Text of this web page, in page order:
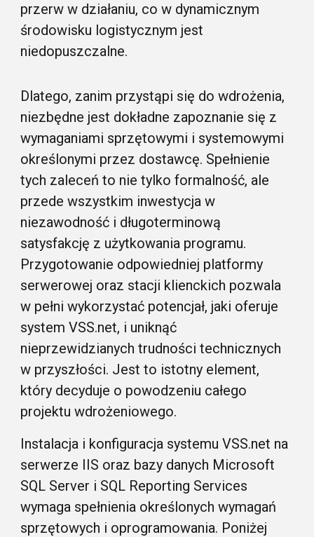
przerw w działaniu, co w dynamicznym
środowisku logistycznym jest
niedopuszczalne.
Dlatego, zanim przystąpi się do wdrożenia,
niezbędne jest dokładne zapoznanie się z
wymaganiami sprzętowymi i systemowymi
określonymi przez dostawcę. Spełnienie
tych zaleceń to nie tylko formalność, ale
przede wszystkim inwestycja w
niezawodność i długoterminową
satysfakcję z użytkowania programu.
Przygotowanie odpowiedniej platformy
serwerowej oraz stacji klienckich pozwala
w pełni wykorzystać potencjał, jaki oferuje
system VSS.net, i uniknąć
nieprzewidzianych trudności technicznych
w przyszłości. Jest to istotny element,
który decyduje o powodzeniu całego
projektu wdrożeniowego.
Instalacja i konfiguracja systemuVSS.net na
serwerze IIS oraz bazy danych Microsoft
SQL Server i SQL Reporting Services
wymaga spełnienia określonych wymagań
sprzętowych i oprogramowania. Poniżej